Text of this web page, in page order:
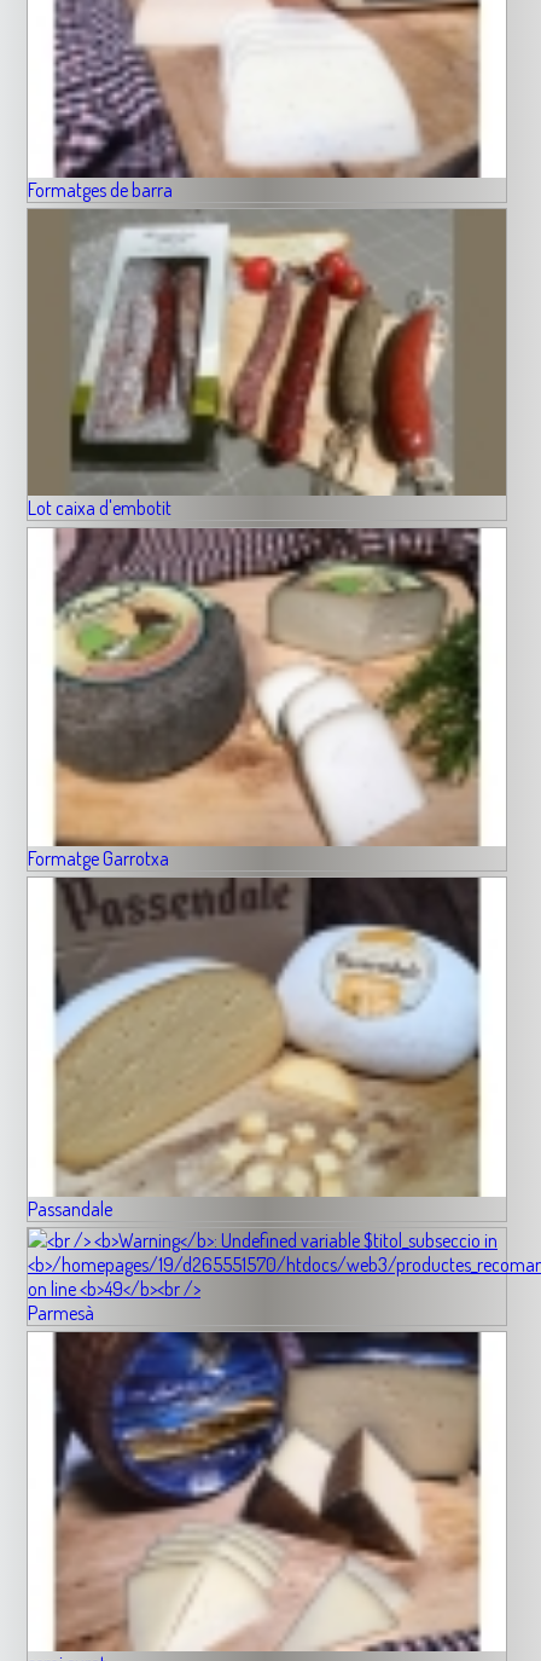
Formatges de barra
Lot caixa d'embotit
Formatge Garrotxa
Passandale
Parmesà